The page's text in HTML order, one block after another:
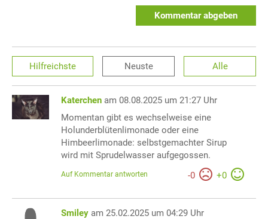
Kommentar abgeben
Hilfreichste Neuste Alle
Katerchen am 08.08.2025 um 21:27 Uhr
Momentan gibt es wechselweise eine
Holunderblütenlimonade oder eine
Himbeerlimonade: selbstgemachter Sirup
wird mit Sprudelwasser aufgegossen.
-0 +0
Auf Kommentar antworten
Smiley am 25.02.2025 um 04:29 Uhr